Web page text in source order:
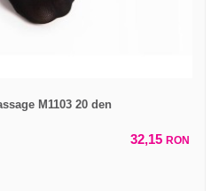
M1103 20 den
32,15 RON